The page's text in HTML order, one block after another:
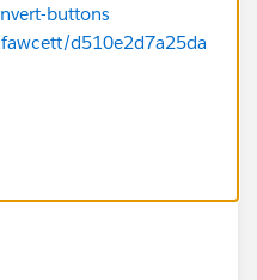
buttons
d510e2d7a25da
content/learn/pr